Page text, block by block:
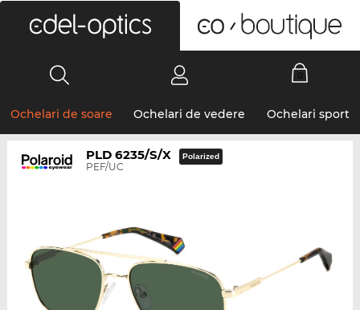
Ochelari de soare Ochelari de vedere Ochelari sport
PLD 6235/S/X
PEF/UC
Polarized